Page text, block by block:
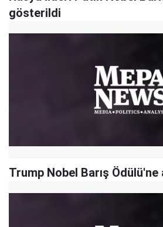
gösterildi
Trump Nobel Barış